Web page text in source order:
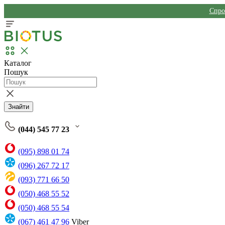
Каталог
Пошук
Знайти
(044) 545 77 23
(095) 898 01 74
(096) 267 72 17
(093) 771 66 50
(050) 468 55 52
(050) 468 55 54
(067) 461 47 96 Viber